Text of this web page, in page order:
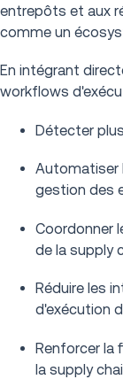
entrepôts et aux
comme un
En intégrant
workflows
Détecter
Automatiser
gestion des
Coordonner
de la supply
Réduire les
d'exécution
Renforcer la
la supply